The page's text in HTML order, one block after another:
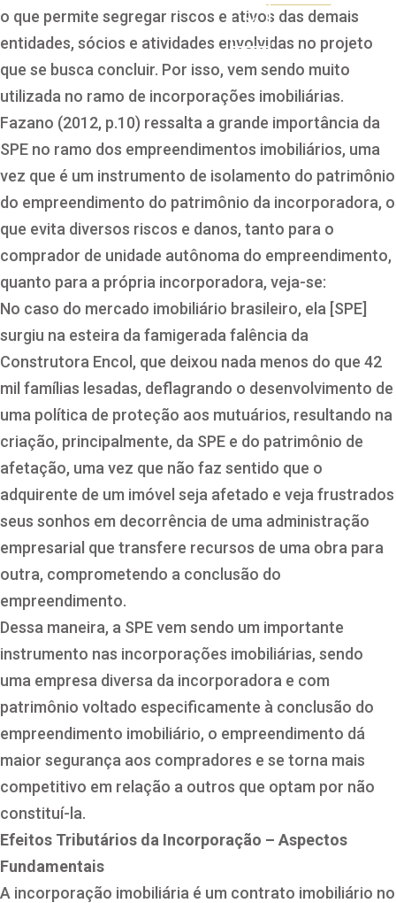
X
o que permite segregar riscos e ativos das demais
entidades, sócios e atividades envolvidas no projeto
que se busca concluir. Por isso, vem sendo muito
utilizada no ramo de incorporações imobiliárias.
Fazano (2012, p.10) ressalta a grande importância da
SPE no ramo dos empreendimentos imobiliários, uma
vez que é um instrumento de isolamento do patrimônio
do empreendimento do patrimônio da incorporadora, o
que evita diversos riscos e danos, tanto para o
comprador de unidade autônoma do empreendimento,
quanto para a própria incorporadora, veja-se:
No caso do mercado imobiliário brasileiro, ela [SPE]
surgiu na esteira da famigerada falência da
Construtora Encol, que deixou nada menos do que 42
mil famílias lesadas, deflagrando o desenvolvimento de
uma política de proteção aos mutuários, resultando na
criação, principalmente, da SPE e do patrimônio de
afetação, uma vez que não faz sentido que o
adquirente de um imóvel seja afetado e veja frustrados
seus sonhos em decorrência de uma administração
empresarial que transfere recursos de uma obra para
outra, comprometendo a conclusão do
empreendimento.
Dessa maneira, a SPE vem sendo um importante
instrumento nas incorporações imobiliárias, sendo
uma empresa diversa da incorporadora e com
patrimônio voltado especificamente à conclusão do
empreendimento imobiliário, o empreendimento dá
maior segurança aos compradores e se torna mais
competitivo em relação a outros que optam por não
constituí-la.
Efeitos Tributários da Incorporação – Aspectos
Fundamentais
A incorporação imobiliária é um contrato imobiliário no